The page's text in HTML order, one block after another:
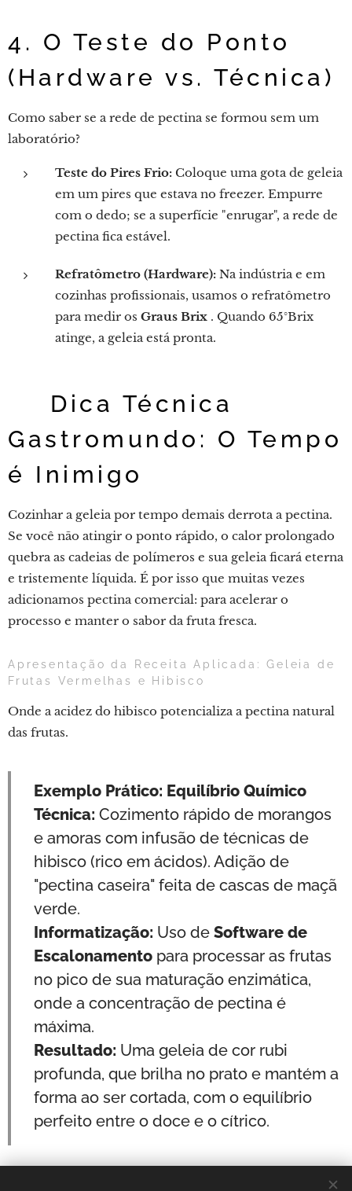
4. O Teste do Ponto
(Hardware vs. Técnica)
Como saber se a rede de pectina se formou sem um
laboratório?
Teste do Pires Frio: Coloque uma gota de geleia
em um pires que estava no freezer. Empurre
com o dedo; se a superfície "enrugar", a rede de
pectina fica estável.
Refratômetro (Hardware): Na indústria e em
cozinhas profissionais, usamos o refratômetro
para medir os Graus Brix . Quando 65°Brix
atinge, a geleia está pronta.
💡 Dica Técnica
Gastromundo: O Tempo
é Inimigo
Cozinhar a geleia por tempo demais derrota a pectina.
Se você não atingir o ponto rápido, o calor prolongado
quebra as cadeias de polímeros e sua geleia ficará eterna
e tristemente líquida. É por isso que muitas vezes
adicionamos pectina comercial: para acelerar o
processo e manter o sabor da fruta fresca.
Apresentação da Receita Aplicada: Geleia de
Frutas Vermelhas e Hibisco
Onde a acidez do hibisco potencializa a pectina natural
das frutas.
Exemplo Prático: Equilíbrio Químico
Técnica: Cozimento rápido de morangos
e amoras com infusão de técnicas de
hibisco (rico em ácidos). Adição de
"pectina caseira" feita de cascas de maçã
verde.
Informatização: Uso de Software de
Escalonamento para processar as frutas
no pico de sua maturação enzimática,
onde a concentração de pectina é
máxima.
Resultado: Uma geleia de cor rubi
profunda, que brilha no prato e mantém a
forma ao ser cortada, com o equilíbrio
perfeito entre o doce e o cítrico.